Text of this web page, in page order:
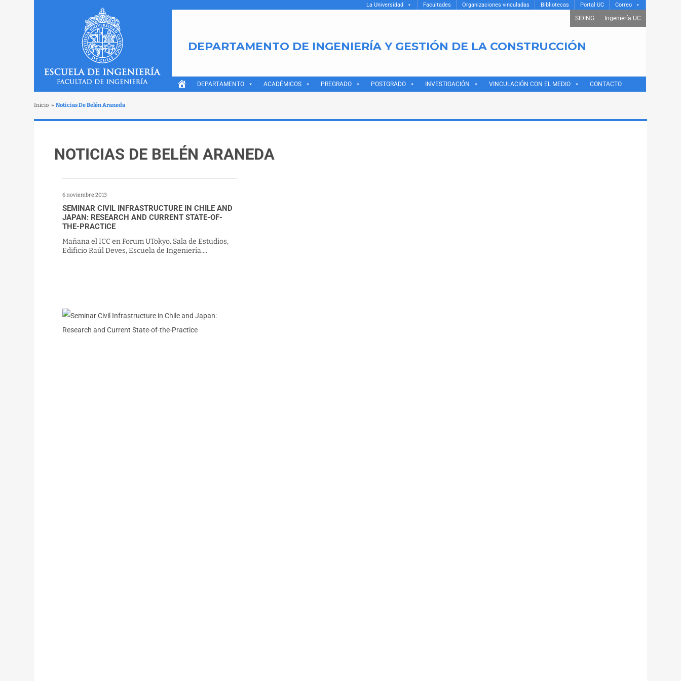
La Universidad Facultades Organizaciones vinculadas Bibliotecas Portal UC Correo
SIDING Ingeniería UC
DEPARTAMENTO DE INGENIERÍA Y GESTIÓN DE LA CONSTRUCCIÓN
DEPARTAMENTO ACADÉMICOS PREGRADO POSTGRADO INVESTIGACIÓN VINCULACIÓN CON EL MEDIO CONTACTO
Inicio » Noticias De Belén Araneda
NOTICIAS DE BELÉN ARANEDA
6 noviembre 2013
SEMINAR CIVIL INFRASTRUCTURE IN CHILE AND
JAPAN: RESEARCH AND CURRENT STATE-OF-
THE-PRACTICE
Mañana el ICC en Forum UTokyo. Sala de Estudios,
Edificio Raúl Deves, Escuela de Ingeniería....